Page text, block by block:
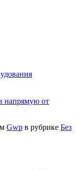
напрямую от
Gwp в рубрике Без